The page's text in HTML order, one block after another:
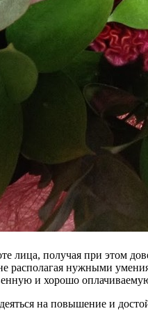
лица, получая при этом
располагая нужными
и хорошо
на повышение и